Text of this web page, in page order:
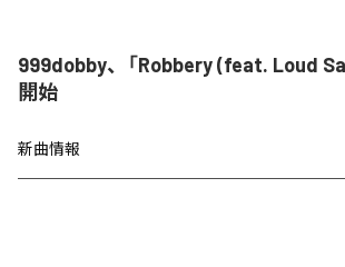
999dobby、「Robbery (feat. Loud
開始
新曲情報